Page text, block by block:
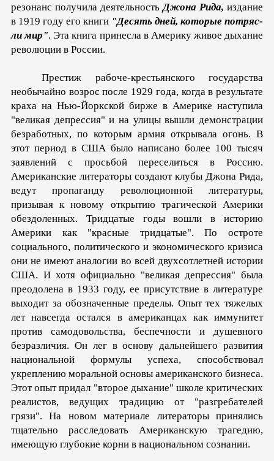
резонанс получила деятельность Джона Рида, издание
в 1919 году его книги "Десять дней, которые потряс­
ли мир". Эта книга принесла в Америку живое дыхание
рево­люции в России.
Престиж рабоче-крестьянского государства
необычайно возрос после 1929 года, когда в результате
краха на Нью-Йоркской бирже в Америке наступила
"великая де­прессия" и на улицы вышли демонстрации
безработных, по которым армия открывала огонь. В
этот период в США было написано более 100 тысяч
заявлений с просьбой переселиться в Россию.
Американские литераторы создают клубы Джона Рида,
ведут пропаганду революционной литературы,
призывая к новому открытию трагической Америки
обездоленных. Тридцатые годы вошли в историю
Америки как "красные тридцатые". По остроте
социального, политического и эконо­мического кризиса
они не имеют аналогии во всей двухсотлетней истории
США. И хотя официально "великая депрессия" была
преодолена в 1933 году, ее присутствие в литературе
вы­ходит за обозначенные пределы. Опыт тех тяжелых
лет на­всегда остался в американцах как иммунитет
против самодо­вольства, беспечности и душевного
безразличия. Он лег в основу дальнейшего развития
национальной формулы успеха, способствовал
укреплению моральной основы американского бизнеса.
Этот опыт придал "второе дыхание" школе кри­тических
реалистов, ведущих традицию от "разгребателей
грязи". На новом материале литераторы принялись
тщательно расследовать Американскую трагедию,
имеющую глубокие корни в национальном сознании.